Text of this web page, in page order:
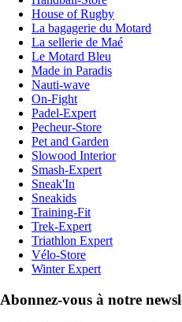
House of Rugby
La bagagerie du Motard
La sellerie de Maé
Le Motard Bleu
Made in Paradis
Nauti-wave
On-Fight
Padel-Expert
Pecheur-Store
Pet and Garden
Slowood Interior
Smash-Expert
Sneak'In
Sneakids
Training-Fit
Trek-Expert
Triathlon Expert
Vélo-Store
Winter Expert
Abonnez-vous à notre